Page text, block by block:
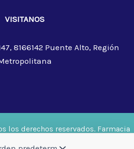
VISITANOS
8166142 Puente Alto, Región
los derechos reservados. Farmacia